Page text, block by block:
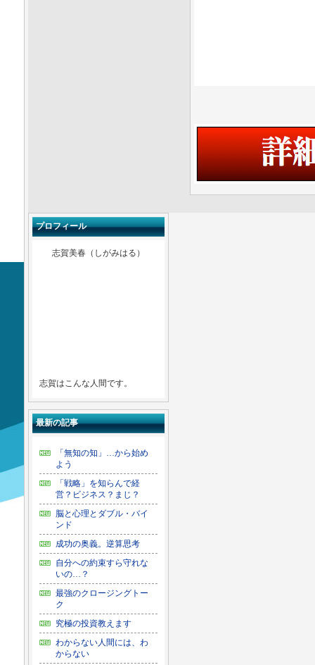
プロフィール
志賀美春（しがみはる）
志賀はこんな人間です。
最新の記事
「無知の知」…から始め
よう
「戦略」を知らんで経
営？ビジネス？まじ？
脳と心理とダブル・バイ
ンド
成功の奥義。逆算思考
自分への約束すら守れな
いの…？
最強のクロージングトー
ク
究極の投資教えます
わからない人間には、わ
からない